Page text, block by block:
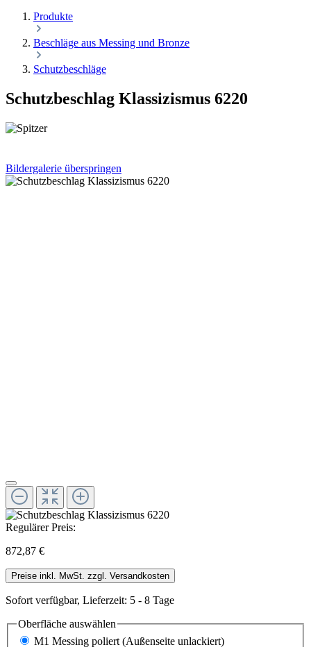
Produkte
Beschläge aus Messing und Bronze
Schutzbeschläge
Schutzbeschlag Klassizismus 6220
Bildergalerie überspringen
Regulärer Preis:
872,87 €
Preise inkl. MwSt. zzgl. Versandkosten
Sofort verfügbar, Lieferzeit: 5 - 8 Tage
Oberfläche auswählen
M1 Messing poliert (Außenseite unlackiert)